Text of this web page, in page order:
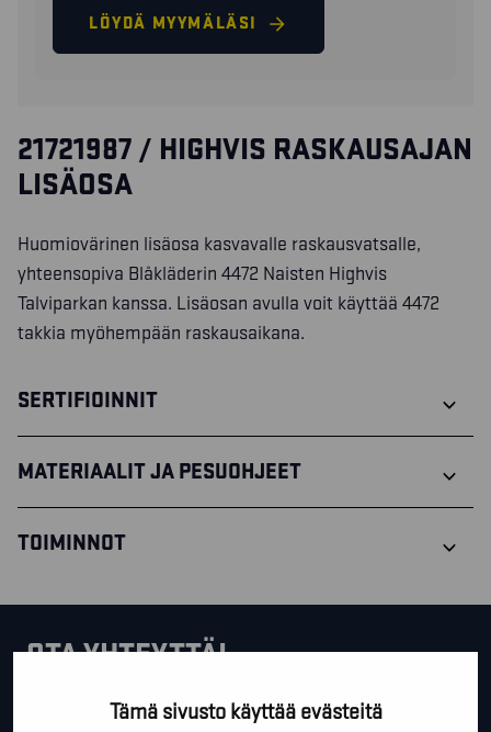
Tämä sivusto käyttää evästeitä
LÖYDÄ MYYMÄLÄSI
21721987 / HIGHVIS RASKAUSAJAN
LISÄOSA
Huomiovärinen lisäosa kasvavalle raskausvatsalle,
yhteensopiva Blåkläderin 4472 Naisten Highvis
Talviparkan kanssa. Lisäosan avulla voit käyttää 4472
takkia myöhempään raskausaikana.
SERTIFIOINNIT
MATERIAALIT JA PESUOHJEET
TOIMINNOT
OTA YHTEYTTÄ!
Tällä lomakkeella voit kysyä lisäinfoa, pyytää ilmaista